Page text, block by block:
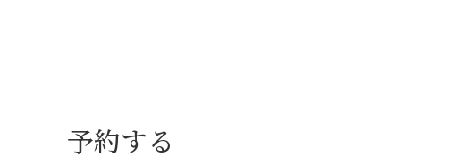
予約する